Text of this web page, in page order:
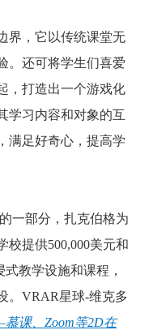
界，它以传统课堂无
。还可将学生们喜爱
，打造出一个游戏化
学习内容和对象的互
满足好奇心，提高学
一部分，扎克伯格为
校提供500,000美元和
教学设施和课程，
。VRAR星球-维克多
课、Zoom等2D在